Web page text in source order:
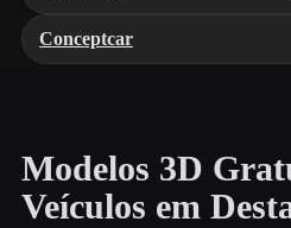
Conceptcar
Modelos 3D
Veículos em